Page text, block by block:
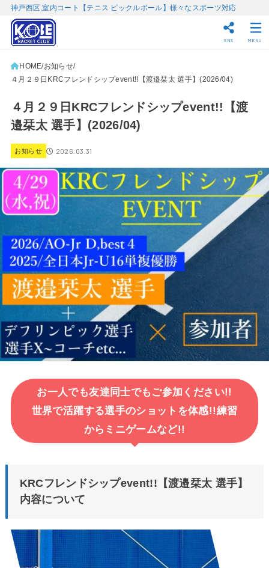
神戸西区,室内コート【テニス ピックルボール】様々なスポーツ対応
SNS MENU
HOME お知らせ
４月２９日KRCフレンドシップevent!!【渡邉栞太 選手】(2026/04)
４月２９日KRCフレンドシップevent!!【渡
邉栞太 選手】(2026/04)
お知らせ 2026.03.31
お一人でも友達同士でもご参加ください!!
世界で活躍する選手のショットを体感!!練習
からミニゲームなど!!
KRCフレンドシップevent!!【渡邉栞太 選手】
内容について